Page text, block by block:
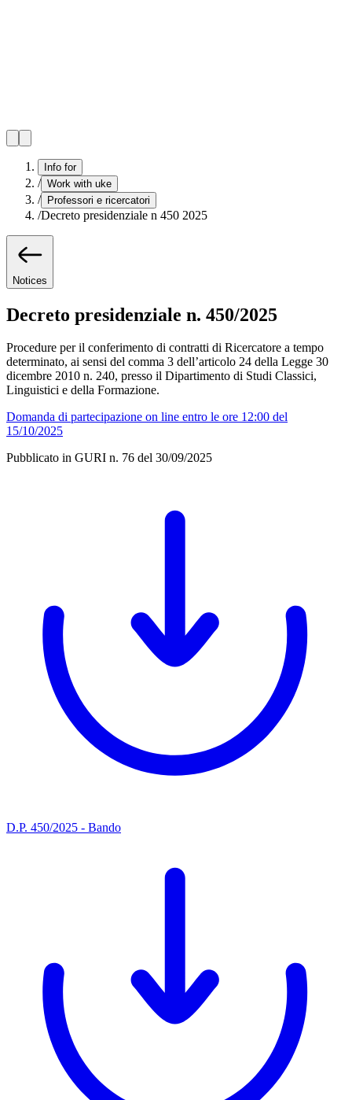
Info for
/ Work with uke
/ Professori e ricercatori
/Decreto presidenziale n 450 2025
Notices
Decreto presidenziale n. 450/2025
Procedure per il conferimento di contratti di Ricercatore a tempo
determinato, ai sensi del comma 3 dell’articolo 24 della Legge 30
dicembre 2010 n. 240, presso il Dipartimento di Studi Classici,
Linguistici e della Formazione.
Domanda di partecipazione on line entro le ore 12:00 del
15/10/2025
Pubblicato in GURI n. 76 del 30/09/2025
D.P. 450/2025 - Bando